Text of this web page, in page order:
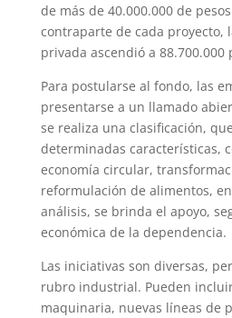
de más de 40.000.000 de
contraparte de cada proyecto,
privada ascendió a 88.700.000
Para postularse al fondo, las
presentarse a un llamado
se realiza una clasificación,
determinadas características,
economía circular,
reformulación de alimentos,
análisis, se brinda el apoyo,
económica de la dependencia.
Las iniciativas son diversas,
rubro industrial. Pueden
maquinaria, nuevas líneas de